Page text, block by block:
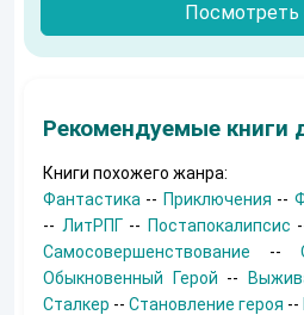
Рекомендуемые книги
Книги похожего жанра:
Фантастика -- Приключения --
-- ЛитРПГ-- Постапокалипсис
Самосовершенствование --
Обыкновенный Герой --
Сталкер -- Становление героя --